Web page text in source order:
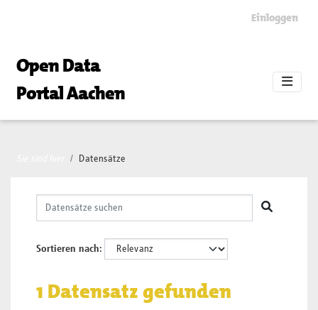
Einloggen
Open Data
Portal Aachen
Datensätze
Sortieren nach
1 Datensatz gefunden